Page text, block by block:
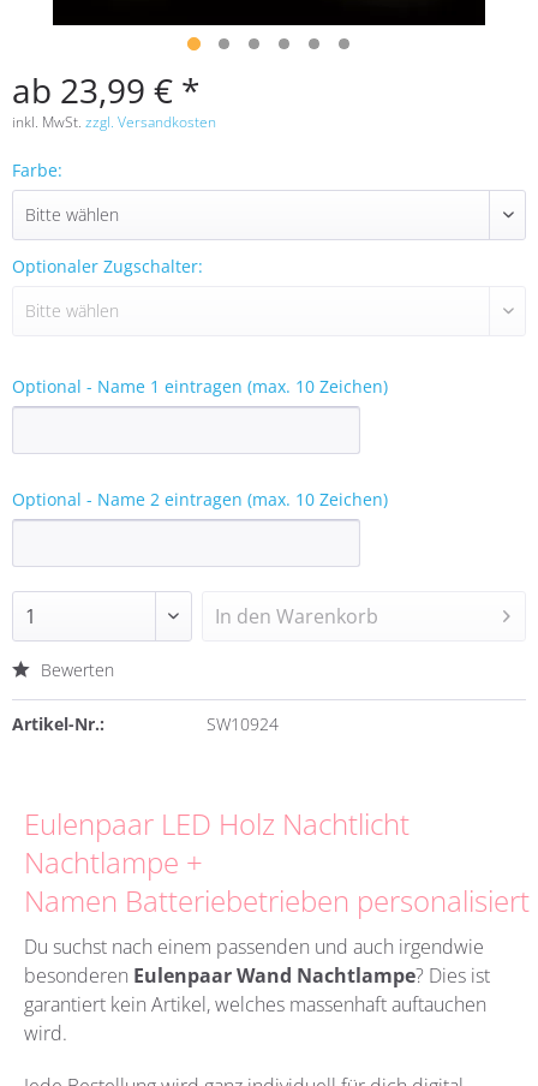
ab 23,99 € *
inkl. MwSt. zzgl. Versandkosten
Farbe:
Optionaler Zugschalter:
Optional - Name 1 eintragen (max. 10 Zeichen)
Optional - Name 2 eintragen (max. 10 Zeichen)
In den Warenkorb
Bewerten
Artikel-Nr.: SW10924
Eulenpaar LED Holz Nachtlicht
Nachtlampe +
Namen Batteriebetrieben personalisiert
Du suchst nach einem passenden und auch irgendwie
besonderen Eulenpaar Wand Nachtlampe? Dies ist
garantiert kein Artikel, welches massenhaft auftauchen
wird.